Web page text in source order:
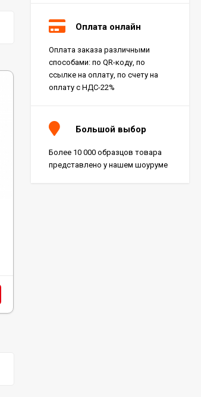
Оплата онлайн
Оплата заказа различными
способами: по QR-коду, по
ссылке на оплату, по счету на
оплату с НДС-22%
Большой выбор
Более 10 000 образцов товара
представлено у нашем шоуруме